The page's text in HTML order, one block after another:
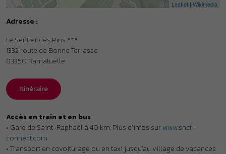
connect.com
•Transport en covoiturage ou en taxi jusqu’au village de vacances
Organisme gestionnaire
•Vacances Léo Lagrange - Membre de l’association Parcours.
Labels et classements
•Classement Atout France : Village de vacances ***. Plus d’infos
•Label FFVélo : Fédération Française de Cyclotourisme. Plus
d’infos surwww.veloenfrance.fr
•Établissement disposant de logements adaptés aux personnes à
mobilité réduite (PMR).